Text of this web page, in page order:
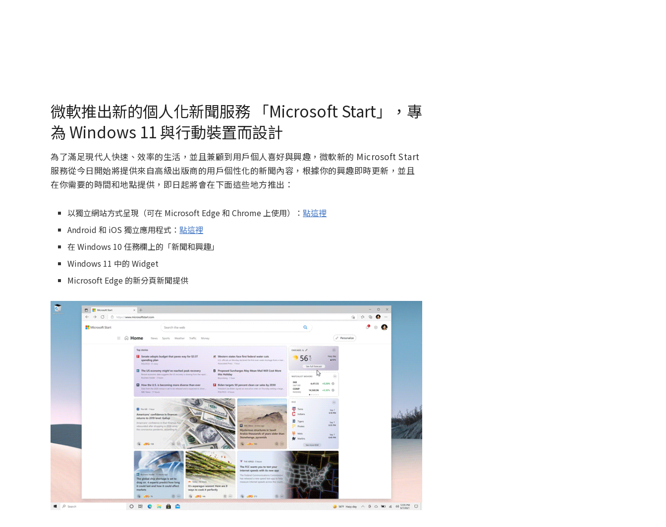
微軟推出新的個人化新聞服務 「Microsoft Start」，專
為 Windows 11 與行動裝置而設計
為了滿足現代人快速、效率的生活，並且兼顧到用戶個人喜好與興趣，微軟新的 Microsoft Start
服務從今日開始將提供來自高級出版商的用戶個性化的新聞內容，根據你的興趣即時更新，並且
在你需要的時間和地點提供，即日起將會在下面這些地方推出：
以獨立網站方式呈現（可在 Microsoft Edge 和 Chrome 上使用）：點這裡
Android 和 iOS 獨立應用程式：點這裡
在 Windows 10 任務欄上的「新聞和興趣」
Windows 11 中的 Widget
Microsoft Edge 的新分頁新聞提供